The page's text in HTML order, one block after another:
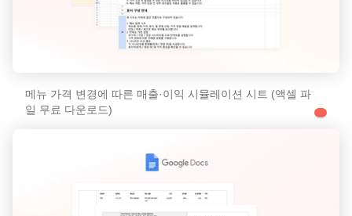
메뉴 가격 변경에 따른 매출·이익 시뮬레이션 시트 (액셀 파
일 무료 다운로드)